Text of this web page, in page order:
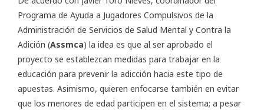
Programa de Ayuda a Jugadores Compulsivos de la
Administración de Servicios de Salud Mental y Contra la
Adición (Assmca) la idea es que al ser aprobado el
proyecto se establezcan medidas para trabajar en la
educación para prevenir la adicción hacia este tipo de
apuestas. Asimismo, quieren enfocarse también en evitar
que los menores de edad participen en el sistema; a pesar